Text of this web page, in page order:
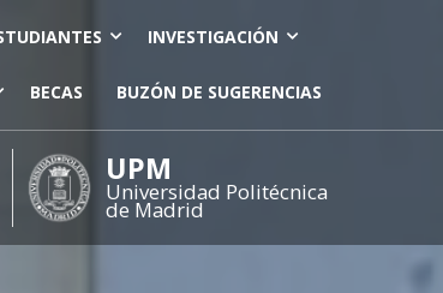
INVESTIGACIÓN
BECAS BUZÓN DE SUGERENCIAS
UPM
Universidad Politécnica
de Madrid